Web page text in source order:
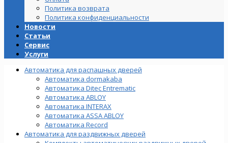
Политика возврата
Политика конфиденциальности
Новости
Статьи
Сервис
Услуги
Автоматика для распашных дверей
Автоматика dormakaba
Автоматика Ditec Entrematic
Автоматика ABLOY
Автоматика INTERAX
Автоматика ASSA ABLOY
Автоматика Record
Автоматика для раздвижных дверей